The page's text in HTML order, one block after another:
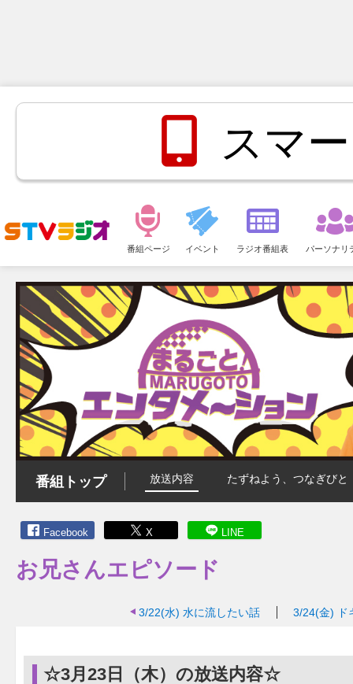
スマ
ュ
ー
番組ページ イベント ラジオ番組表 パーソナリ
番組トップ 放送内容 たずねよう、つなぎびと
Facebook X LINE
お兄さんエピソード
3/22(水) 水に流したい話 3/24(金)
☆3月23日（木）の放送内容☆